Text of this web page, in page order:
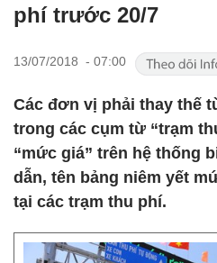
phí trước 20/7
13/07/2018 - 07:00
Các đơn vị phải thay thế
trong các cụm từ “trạm
“mức giá” trên hệ thống
dẫn, tên bảng niêm yết
tại các trạm thu phí.